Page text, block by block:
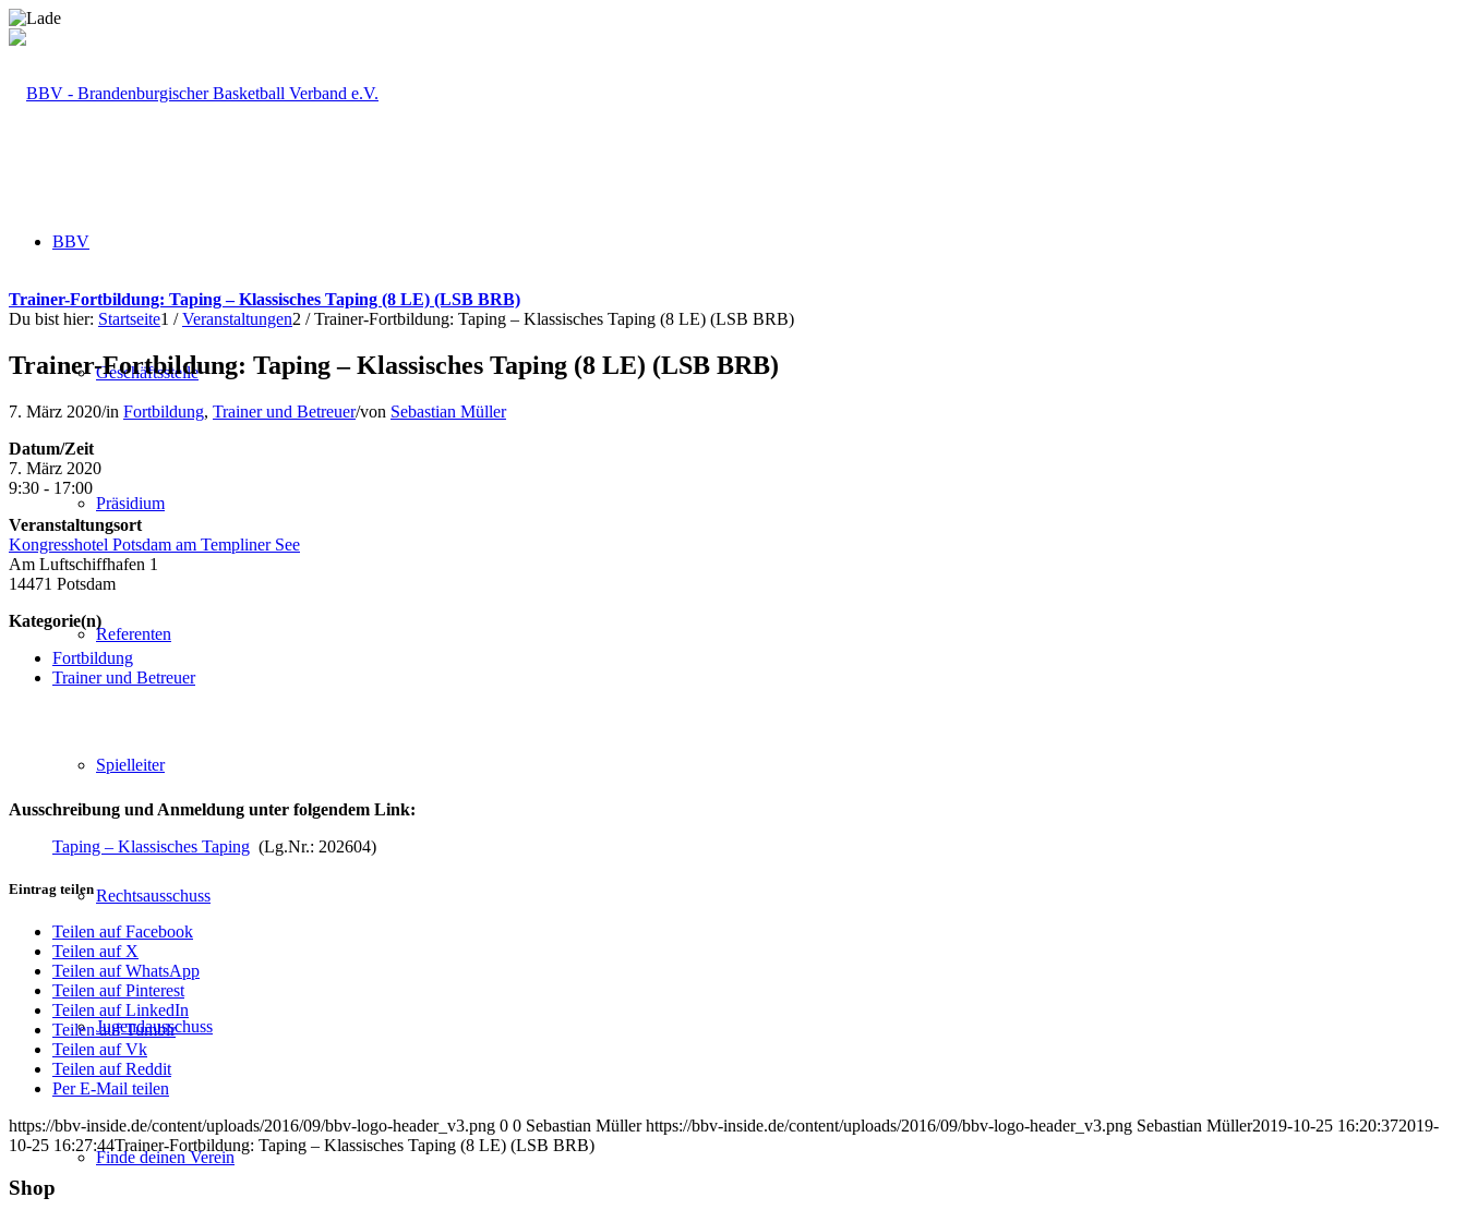
BBV
Geschäftsstelle
Präsidium
Referenten
Spielleiter
Rechtsausschuss
Jugendausschuss
Finde deinen Verein
Trainer-Fortbildung: Taping – Klassisches Taping (8 LE) (LSB BRB)
Du bist hier: Startseite1 / Veranstaltungen2 / Trainer-Fortbildung: Taping – Klassisches Taping (8 LE) (LSB BRB)
Trainer-Fortbildung: Taping – Klassisches Taping (8 LE) (LSB BRB)
7. März 2020/in Fortbildung, Trainer und Betreuer/von Sebastian Müller
Datum/Zeit
7. März 2020
9:30 - 17:00
Veranstaltungsort
Kongresshotel Potsdam am Templiner See
Am Luftschiffhafen 1
14471 Potsdam
Kategorie(n)
Fortbildung
Trainer und Betreuer
Ausschreibung und Anmeldung unter folgendem Link:
Taping – Klassisches Taping (Lg.Nr.: 202604)
Eintrag teilen
Teilen auf Facebook
Teilen auf X
Teilen auf WhatsApp
Teilen auf Pinterest
Teilen auf LinkedIn
Teilen auf Tumblr
Teilen auf Vk
Teilen auf Reddit
Per E-Mail teilen
https://bbv-inside.de/content/uploads/2016/09/bbv-logo-header_v3.png 0 0 Sebastian Müller https://bbv-inside.de/content/uploads/2016/09/bbv-logo-header_v3.png Sebastian Müller2019-10-25 16:20:372019-
10-25 16:27:44Trainer-Fortbildung: Taping – Klassisches Taping (8 LE) (LSB BRB)
Shop